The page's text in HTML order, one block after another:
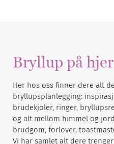
Bryllup på
Her hos oss finner dere alt
bryllupsplanlegging:
brudekjoler, ringer,
og alt mellom himmel og
brudgom, forlover,
Vi har samlet alt dere